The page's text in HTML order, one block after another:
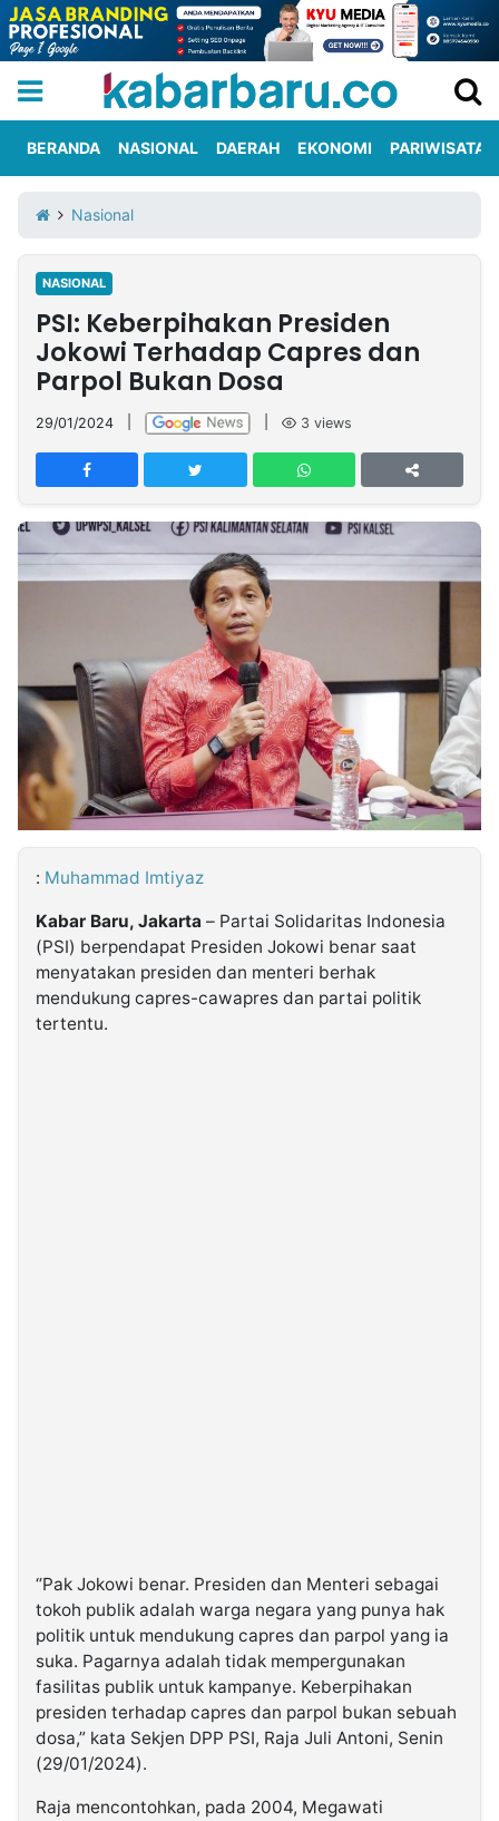
Iklan
Berita
Kami
Nasional
International
Olahraga
Entertainment
Daerah
Pariwisata
Kuliner
Kolom
Network
PT
TREETAN
INDONESIA
NTB
Time
IDN
Jogja
Rakyat
News
Notice
Dinamikapost.com
Baru
Seedbacklink
Follow
Kabarbaru
BERANDA NASIONAL DAERAH EKONOMI PARIWISATA
Nasional
NASIONAL
PSI: Keberpihakan Presiden
Jokowi Terhadap Capres dan
Parpol Bukan Dosa
29/01/2024 3 views
: Muhammad Imtiyaz
Kabar Baru, Jakarta – Partai Solidaritas Indonesia
(PSI) berpendapat Presiden Jokowi benar saat
menyatakan presiden dan menteri berhak
mendukung capres-cawapres dan partai politik
tertentu.
“Pak Jokowi benar. Presiden dan Menteri sebagai
tokoh publik adalah warga negara yang punya hak
politik untuk mendukung capres dan parpol yang ia
suka. Pagarnya adalah tidak mempergunakan
fasilitas publik untuk kampanye. Keberpihakan
presiden terhadap capres dan parpol bukan sebuah
dosa,” kata Sekjen DPP PSI, Raja Juli Antoni, Senin
(29/01/2024).
Raja mencontohkan, pada 2004, Megawati